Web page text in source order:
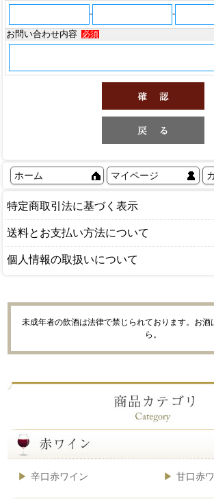
-
-
お問い合わせ内容
必須
ホーム マイページ
特定商取引法に基づく表示
送料とお支払い方法について
個人情報の取扱いについて
未成年者の飲酒は法律で禁じられております。お酒
ら。
辛口赤ワイン 甘口赤